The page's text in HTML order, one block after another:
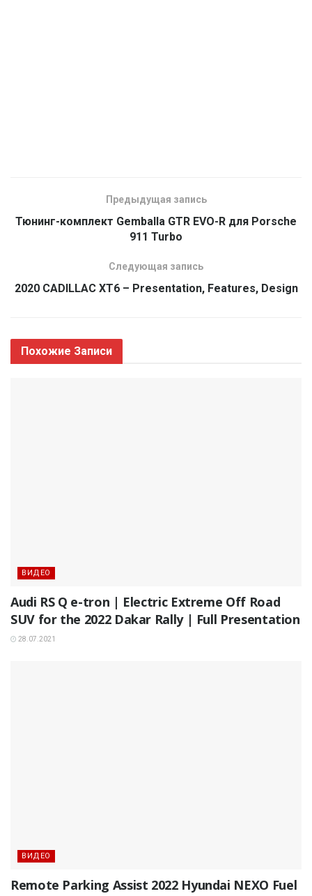
Предыдущая запись
Тюнинг-комплект Gemballa GTR EVO-R для Porsche
911 Turbo
Следующая запись
2020 CADILLAC XT6 – Presentation, Features, Design
Похожие Записи
ВИДЕО
Audi RS Q e-tron | Electric Extreme Off Road
SUV for the 2022 Dakar Rally | Full Presentation
28.07.2021
ВИДЕО
Remote Parking Assist 2022 Hyundai NEXO Fuel